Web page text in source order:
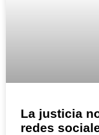
La justicia
redes